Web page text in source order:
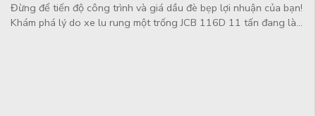
Đừng để tiến độ công trình và giá dầu đè bẹp lợi nhuận của bạn!
Khám phá lý do xe lu rung một trống JCB 116D 11 tấn đang là